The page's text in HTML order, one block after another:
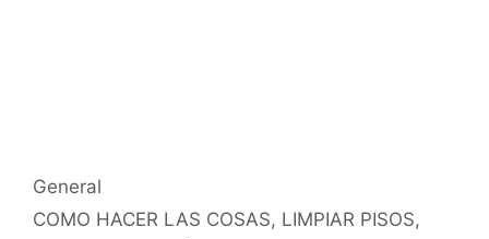
Categorías
General
Etiquetas
COMO HACER LAS COSAS, LIMPIAR PISOS,